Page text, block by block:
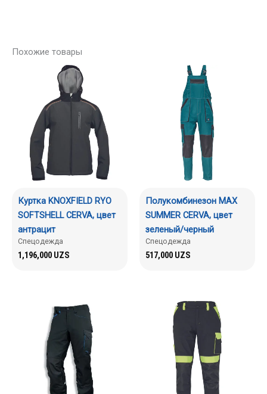
Похожие товары
Куртка KNOXFIELD RYO
SOFTSHELL CERVA, цвет
антрацит
Спецодежда
1,196,000 UZS
Полукомбинезон MAX
SUMMER CERVA, цвет
зеленый/черный
Спецодежда
517,000 UZS